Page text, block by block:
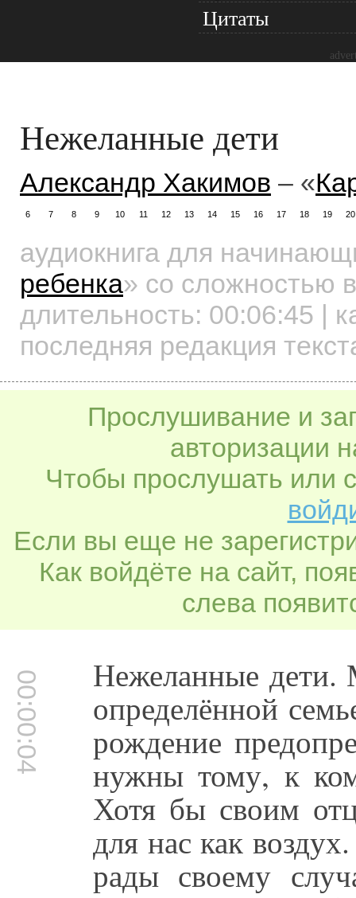
Цитаты
Нежеланные дети
Александр Хакимов – «
6 7 8 9 10 11 12 13 14 15 16 17 18 19 20
аудиокнига для
ребенка» со сложностью
длительность: 00:06:45 |
последняя редакция
Прослушивание и
авторизации
Чтобы прослушать или
Если вы еще не
Как войдёте на сайт,
слева
00:00:04 Нежеланные дети.
определённой
рождение
нужны тому, к
Хотя бы своим
для нас как
рады своему